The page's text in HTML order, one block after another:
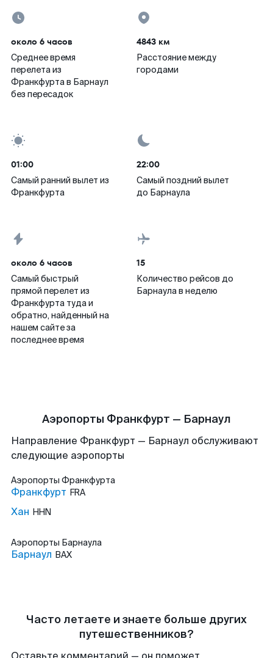
около 6 часов
Среднее время
перелета из
Франкфурта в Барнаул
без пересадок
4843 км
Расстояние между
городами
01:00
Самый ранний вылет из
Франкфурта
22:00
Самый поздний вылет
до Барнаула
около 6 часов
Самый быстрый
прямой перелет из
Франкфурта туда и
обратно, найденный на
нашем сайте за
последнее время
15
Количество рейсов до
Барнаула в неделю
Аэропорты Франкфурт — Барнаул
Направление Франкфурт — Барнаул обслуживают
следующие аэропорты
Аэропорты Франкфурта
Франкфурт FRA
Хан HHN
Аэропорты Барнаула
Барнаул BAX
Часто летаете и знаете больше других
путешественников?